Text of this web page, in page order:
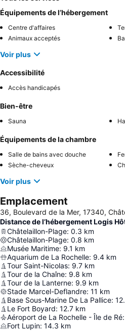
Équipements de l’hébergement
Centre d'affaires
Animaux acceptés
Voir plus
Accessibilité
Accès handicapés
Bien-être
Sauna
Équipements de la chambre
Salle de bains avec douche
Sèche-cheveux
Voir plus
Emplacement
36, Boulevard de la Mer, 17340,
Distance de l’hébergement Logis
Châtelaillon-Plage: 0.3 km
Châtelaillon-Plage: 0.8 km
Musée Maritime: 9.1 km
Aquarium de La Rochelle: 9.4 km
Tour Saint-Nicolas: 9.7 km
Tour de la Chaîne: 9.8 km
Tour de la Lanterne: 9.9 km
Stade Marcel-Deflandre: 11 km
Base Sous-Marine De La Pallice:
Le Fort Boyard: 12.7 km
Aéroport de La Rochelle - Île de Ré:
Fort Lupin: 14.3 km